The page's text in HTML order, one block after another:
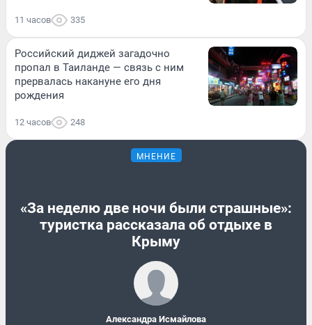
11 часов 335
Российский диджей загадочно
пропал в Таиланде — связь с ним
прервалась накануне его дня
рождения
12 часов 248
МНЕНИЕ
«За неделю две ночи были страшные»:
туристка рассказала об отдыхе в
Крыму
Александра Исмайлова